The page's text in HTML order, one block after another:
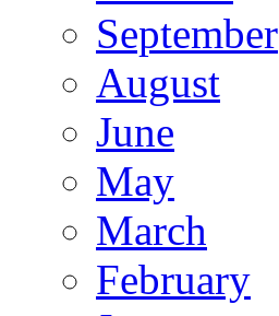
September
August
June
May
March
February